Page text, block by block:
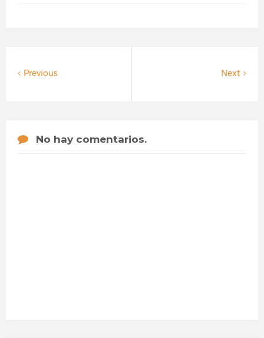
Next
Previous
No hay comentarios.